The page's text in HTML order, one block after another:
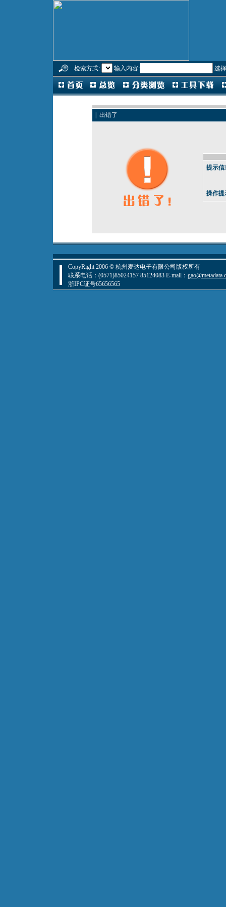
检索方式: 输入内容: 选
| 出错了
提示信
操作提
CopyRight 2006 © 杭州麦达电子有限公司版权所有
联系电话：(0571)85024157 85124083 E-mail：
浙IPC证号65656565